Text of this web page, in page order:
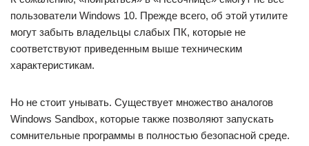
пользователи Windows 10. Прежде всего, об этой утилите
могут забыть владельцы слабых ПК, которые не
соответствуют приведенным выше техническим
характеристикам.
Но не стоит унывать. Существует множество аналогов
Windows Sandbox, которые также позволяют запускать
сомнительные программы в полностью безопасной среде.